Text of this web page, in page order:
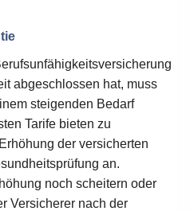
abgeschlossen hat, muss
steigenden Bedarf
Tarife bieten zu
der versicherten
an.
noch scheitern oder
Versicherer nach der